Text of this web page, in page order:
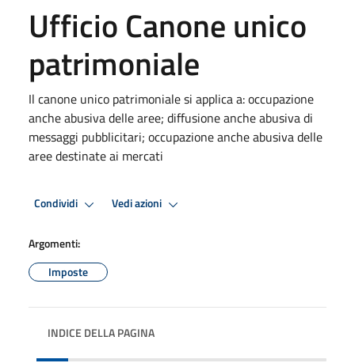
Ufficio Canone unico
patrimoniale
Il canone unico patrimoniale si applica a: occupazione
anche abusiva delle aree; diffusione anche abusiva di
messaggi pubblicitari; occupazione anche abusiva delle
aree destinate ai mercati
Condividi Vedi azioni
Argomenti:
Imposte
INDICE DELLA PAGINA